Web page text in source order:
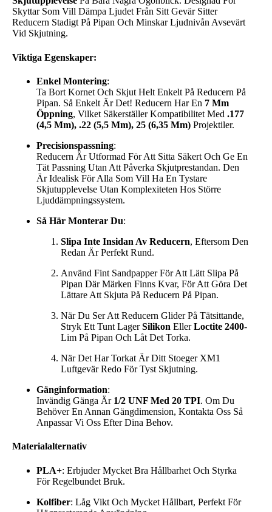
Skyttar Som Vill Dämpa Ljudet Från Sitt Gevär Sitter
Reducern Stadigt På Pipan Och Minskar Ljudnivån Avsevärt
Vid Skjutning.
Viktiga Egenskaper:
Enkel Montering:
Ta Bort Kornet Och Skjut Helt Enkelt På Reducern På
Pipan. Så Enkelt Är Det! Reducern Har En 7 Mm
Öppning, Vilket Säkerställer Kompatibilitet Med .177
(4,5 Mm), .22 (5,5 Mm), 25 (6,35 Mm) Projektiler.
Precisionspassning:
Reducern Är Utformad För Att Sitta Säkert Och Ge En
Tät Passning Utan Att Påverka Skjutprestandan. Den
Är Idealisk För Alla Som Vill Ha En Tystare
Skjutupplevelse Utan Komplexiteten Hos Större
Ljuddämpningssystem.
Så Här Monterar Du:
Slipa Inte Insidan Av Reducern, Eftersom Den
Redan Är Perfekt Rund.
Använd Fint Sandpapper För Att Lätt Slipa På
Pipan Där Märken Finns Kvar, För Att Göra Det
Lättare Att Skjuta På Reducern På Pipan.
När Du Ser Att Reducern Glider På Tätsittande,
Stryk Ett Tunt LagerSilikon EllerLoctite 2400-
Lim På Pipan Och Låt Det Torka.
När Det Har Torkat Är Ditt Stoeger XM1
Luftgevär Redo För Tyst Skjutning.
Gänginformation:
Invändig Gänga Är 1/2 UNF Med 20 TPI. Om Du
Behöver En Annan Gängdimension, Kontakta Oss Så
Anpassar Vi Oss Efter Dina Behov.
Materialalternativ
PLA+: Erbjuder Mycket Bra Hållbarhet Och Styrka
För Regelbundet Bruk.
Kolfiber: Låg Vikt Och Mycket Hållbart, Perfekt För